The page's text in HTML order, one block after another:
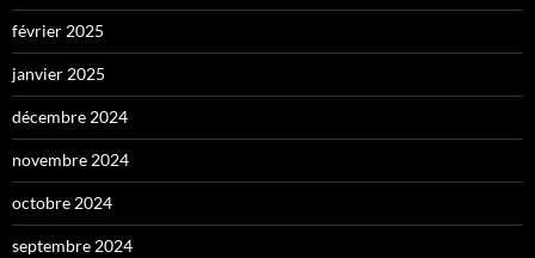
février 2025
janvier 2025
décembre 2024
novembre 2024
octobre 2024
septembre 2024